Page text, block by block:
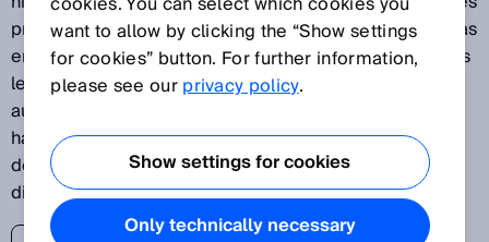
proveedores de soluciones para aplicaciones basadas
en sensores. El blog de sensores de SICK ayuda a sus
lectores a estar al día de los últimos avances en
automatización, desde las plantas de producción
hasta los procesos y los sistemas logísticos. Es hora
de levantar el velo del mundo de la transformación
digital.
want to allow by clicking the “Show settings
for cookies” button. For further information,
please see ourprivacy policy.
Show settings for cookies
Only technically necessary